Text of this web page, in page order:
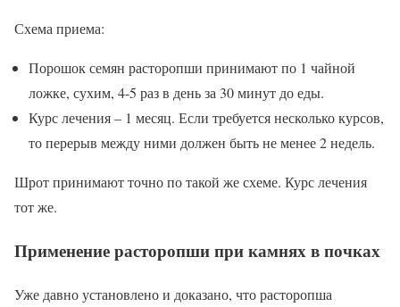
Схема приема:
Порошок семян расторопши принимают по 1 чайной
ложке, сухим, 4-5 раз в день за 30 минут до еды.
Курс лечения – 1 месяц. Если требуется несколько курсов,
то перерыв между ними должен быть не менее 2 недель.
Шрот принимают точно по такой же схеме. Курс лечения
тот же.
Применение расторопши при камнях в почках
Уже давно установлено и доказано, что расторопша